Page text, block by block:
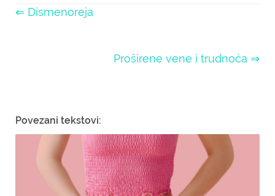
⇐ Dismenoreja
Proširene vene i trudnoća ⇒
Povezani tekstovi: